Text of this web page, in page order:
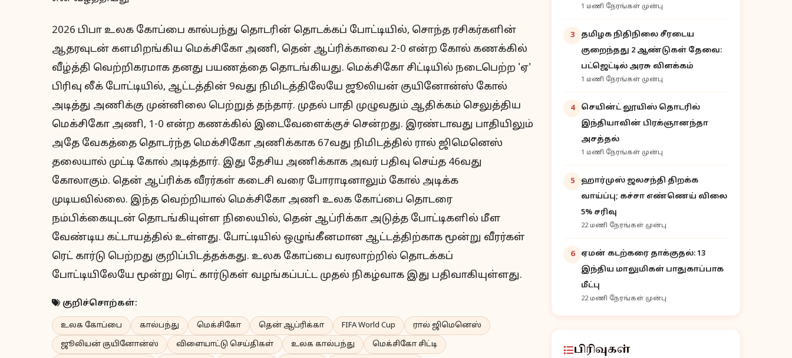
2026 பிபா உலக கோப்பை கால்பந்து தொடரின் தொடக்கப் போட்டியில், சொந்த ரசிகர்களின்
ஆதரவுடன் களமிறங்கிய மெக்சிகோ அணி, தென் ஆப்ரிக்காவை 2-0 என்ற கோல் கணக்கில்
வீழ்த்தி வெற்றிகரமாக தனது பயணத்தை தொடங்கியது. மெக்சிகோ சிட்டியில் நடைபெற்ற 'ஏ'
பிரிவு லீக் போட்டியில், ஆட்டத்தின் 9வது நிமிடத்திலேயே ஜூலியன் குயினோன்ஸ் கோல்
அடித்து அணிக்கு முன்னிலை பெற்றுத் தந்தார். முதல் பாதி முழுவதும் ஆதிக்கம் செலுத்திய
மெக்சிகோ அணி, 1-0 என்ற கணக்கில் இடைவேளைக்குச் சென்றது. இரண்டாவது பாதியிலும்
அதே வேகத்தை தொடர்ந்த மெக்சிகோ அணிக்காக 67வது நிமிடத்தில் ரால் ஜிமெனெஸ்
தலையால் முட்டி கோல் அடித்தார். இது தேசிய அணிக்காக அவர் பதிவு செய்த 46வது
கோலாகும். தென் ஆப்ரிக்க வீரர்கள் கடைசி வரை போராடினாலும் கோல் அடிக்க
முடியவில்லை. இந்த வெற்றியால் மெக்சிகோ அணி உலக கோப்பை தொடரை
நம்பிக்கையுடன் தொடங்கியுள்ள நிலையில், தென் ஆப்ரிக்கா அடுத்த போட்டிகளில் மீள
வேண்டிய கட்டாயத்தில் உள்ளது. போட்டியில் ஒழுங்கீனமான ஆட்டத்திற்காக மூன்று வீரர்கள்
ரெட் கார்டு பெற்றது குறிப்பிடத்தக்கது. உலக கோப்பை வரலாற்றில் தொடக்கப்
போட்டியிலேயே மூன்று ரெட் கார்டுகள் வழங்கப்பட்ட முதல் நிகழ்வாக இது பதிவாகியுள்ளது.
குறிச்சொற்கள்:
உலக கோப்பை கால்பந்து மெக்சிகோ தென் ஆப்ரிக்கா FIFA World Cup
ரால் ஜிமெனெஸ்
ஜூலியன் குயினோன்ஸ்
விளையாட்டு செய்திகள் உலக கால்பந்து
மெக்சிகோ சிட்டி
1 மணி நேரங்கள் முன்பு
3
தமிழக நிதிநிலை சீரடைய
குறைந்தது 2 ஆண்டுகள் தேவை:
பட்ஜெட்டில் அரசு விளக்கம்
1 மணி நேரங்கள் முன்பு
4
செயின்ட் லூயிஸ் தொடரில்
இந்தியாவின் பிரக்ஞானந்தா
அசத்தல்
1 மணி நேரங்கள் முன்பு
5
ஹார்முஸ் ஜலசந்தி திறக்க
வாய்ப்பு; கச்சா எண்ணெய் விலை
5% சரிவு
22 மணி நேரங்கள் முன்பு
6
ஏமன் கடற்கரை தாக்குதல்: 13
இந்திய மாலுமிகள் பாதுகாப்பாக
மீட்பு
22 மணி நேரங்கள் முன்பு
பிரிவுகள்